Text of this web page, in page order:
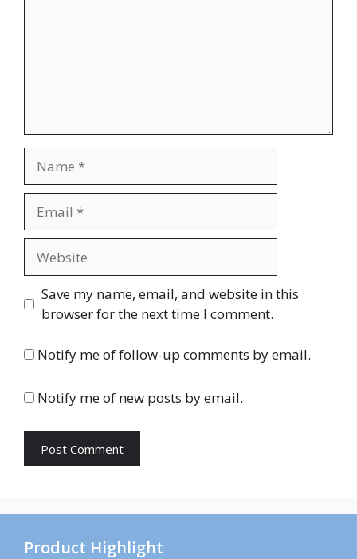
Save my name, email, and website in this
browser for the next time I comment.
Notify me of follow-up comments by email.
Notify me of new posts by email.
Product Highlight